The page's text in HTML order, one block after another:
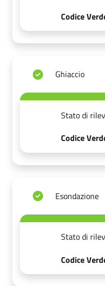
Codice
Ghiaccio
Stato di
Codice
Esondazione
Stato di
Codice